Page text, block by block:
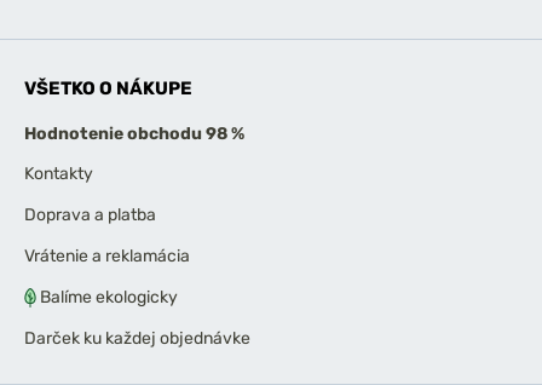
VŠETKO O NÁKUPE
Hodnotenie obchodu 98 %
Kontakty
Doprava a platba
Vrátenie a reklamácia
Balíme ekologicky
Darček ku každej objednávke